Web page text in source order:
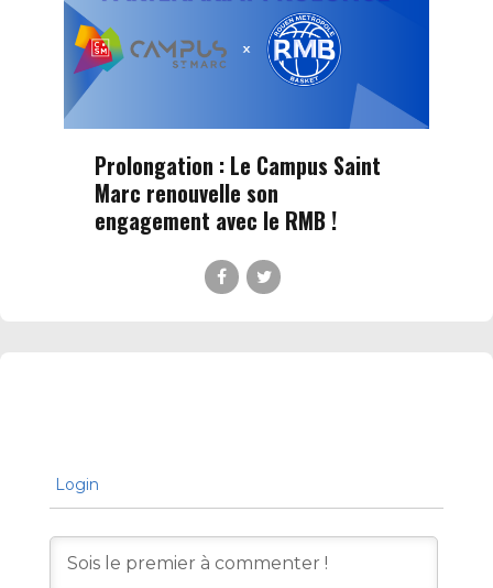
Prolongation : Le Campus Saint
Marc renouvelle son
engagement avec le RMB !
Login